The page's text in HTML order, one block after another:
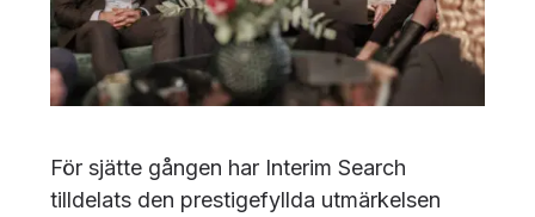
För sjätte gången har Interim Search
tilldelats den prestigefyllda utmärkelsen